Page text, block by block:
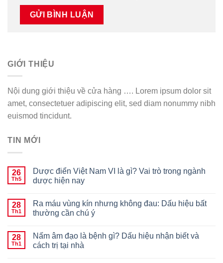
GIỚI THIỆU
Nội dung giới thiệu về cửa hàng …. Lorem ipsum dolor sit
amet, consectetuer adipiscing elit, sed diam nonummy nibh
euismod tincidunt.
TIN MỚI
26
Th5
Dược điển Việt Nam VI là gì? Vai trò trong ngành
dược hiện nay
28
Th1
Ra máu vùng kín nhưng không đau: Dấu hiệu bất
thường cần chú ý
28
Th1
Nấm âm đạo là bệnh gì? Dấu hiệu nhận biết và
cách trị tại nhà